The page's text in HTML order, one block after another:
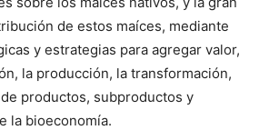
de estos maíces, mediante
y estrategias para agregar valor,
la producción, la transformación,
productos, subproductos y
la bioeconomía.